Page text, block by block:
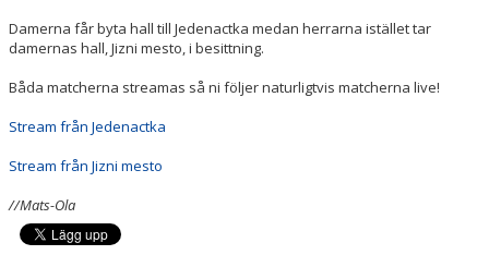
Damerna får byta hall till Jedenactka medan herrarna istället tar
damernas hall, Jizni mesto, i besittning.
Båda matcherna streamas så ni följer naturligtvis matcherna live!
Stream från Jedenactka
Stream från Jizni mesto
//Mats-Ola